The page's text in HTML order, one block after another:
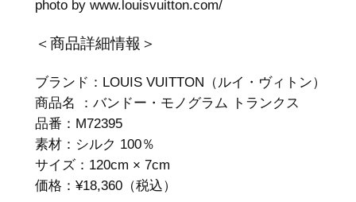
photo by www.louisvuitton.com/‎
＜商品詳細情報＞
ブランド：LOUIS VUITTON（ルイ・ヴィトン）
商品名 ：バンドー・モノグラム トランクス
品番：M72395
素材：シルク 100％
サイズ：120cm × 7cm
価格：¥18,360（税込）